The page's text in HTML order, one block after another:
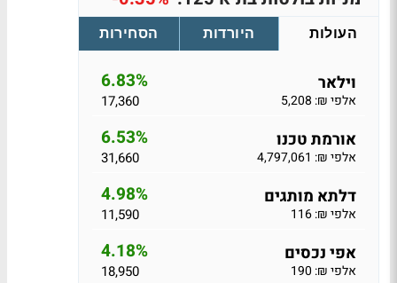
העולות היורדות הסחירות
וילאר 6.83%
אלפי ₪: 5,208 17,360
אורמת טכנו 6.53%
אלפי ₪: 4,797,061 31,660
דלתא מותגים 4.98%
אלפי ₪: 116 11,590
אפי נכסים 4.18%
אלפי ₪: 190 18,950